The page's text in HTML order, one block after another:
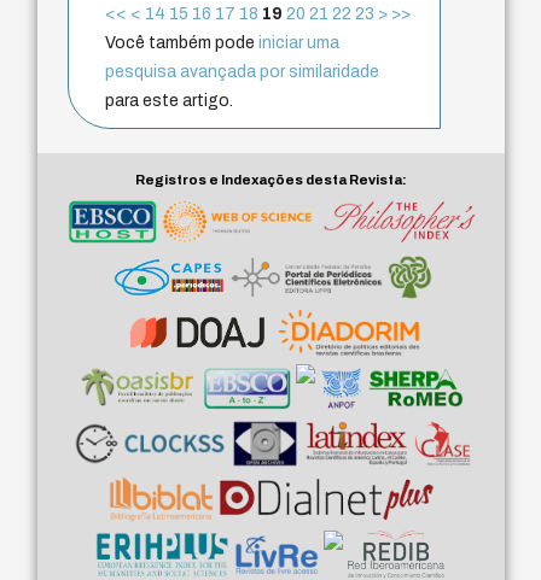
<< < 14 15 16 17 18 19 20 21 22 23 > >>
Você também podeiniciar uma
pesquisa avançada por similaridade
para este artigo.
Registros e Indexações desta Revista: